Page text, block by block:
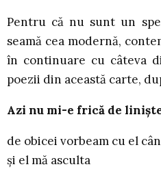
Pentru că nu sunt un
seamă cea modernă,
în continuare cu câteva
poezii din această carte,
Azi nu mi-e frică de
de obicei vorbeam cu el
şi el mă asculta